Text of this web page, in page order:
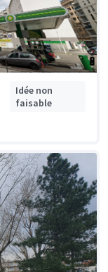
Idée non
faisable